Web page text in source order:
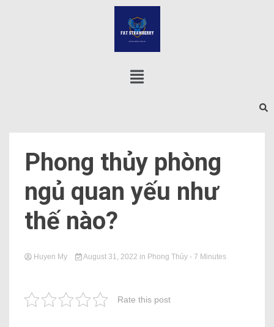
Phong thủy phòng
ngủ quan yếu như
thế nào?
Huyen My August 31, 2022 in Phong Thủy - 7 Minutes
Rate this post